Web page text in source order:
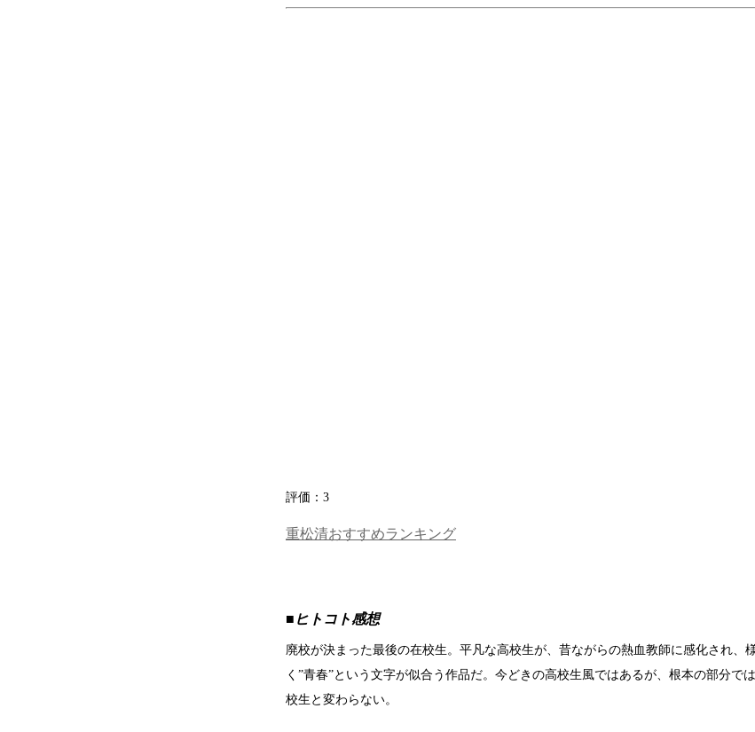
評価： 3
重松清おすすめランキング
■ヒトコト感想
廃校が決まった最後の在校生。平凡な高校生が、昔ながらの熱血教師に感化され、
く”青春”という文字が似合う作品だ。今どきの高校生風ではあるが、根本の部分で
校生と変わらない。